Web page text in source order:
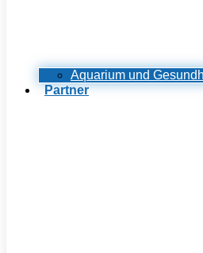
Aquarium und
Partner